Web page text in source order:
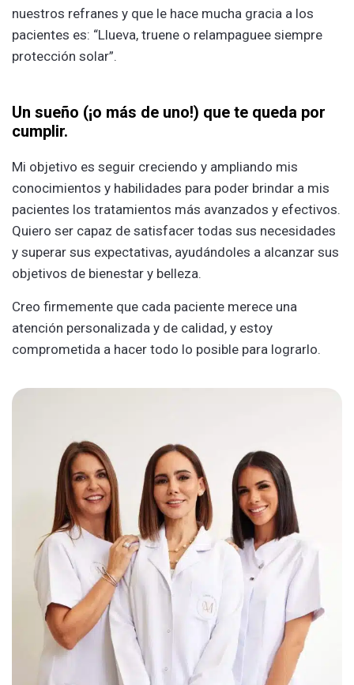
nuestros refranes y que le hace mucha gracia a los
pacientes es: “Llueva, truene o relampaguee siempre
protección solar”.
Un sueño (¡o más de uno!) que te queda por
cumplir.
Mi objetivo es seguir creciendo y ampliando mis
conocimientos y habilidades para poder brindar a mis
pacientes los tratamientos más avanzados y efectivos.
Quiero ser capaz de satisfacer todas sus necesidades
y superar sus expectativas, ayudándoles a alcanzar sus
objetivos de bienestar y belleza.
Creo firmemente que cada paciente merece una
atención personalizada y de calidad, y estoy
comprometida a hacer todo lo posible para lograrlo.